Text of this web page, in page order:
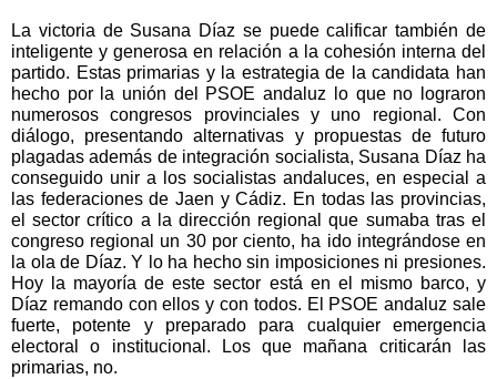
La victoria de Susana Díaz se puede calificar también de
inteligente y generosa en relación a la cohesión interna del
partido. Estas primarias y la estrategia de la candidata han
hecho por la unión del PSOE andaluz lo que no lograron
numerosos congresos provinciales y uno regional. Con
diálogo, presentando alternativas y propuestas de futuro
plagadas además de integración socialista, Susana Díaz ha
conseguido unir a los socialistas andaluces, en especial a
las federaciones de Jaen y Cádiz. En todas las provincias,
el sector crítico a la dirección regional que sumaba tras el
congreso regional un 30 por ciento, ha ido integrándose en
la ola de Díaz. Y lo ha hecho sin imposiciones ni presiones.
Hoy la mayoría de este sector está en el mismo barco, y
Díaz remando con ellos y con todos. El PSOE andaluz sale
fuerte, potente y preparado para cualquier emergencia
electoral o institucional. Los que mañana criticarán las
primarias, no.